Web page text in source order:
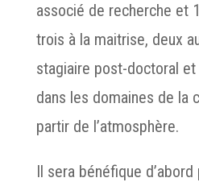
associé de recherche et
trois à la maitrise, deux
stagiaire post-doctoral
dans les domaines de la
partir de l’atmosphère.
Il sera bénéfique d’abord